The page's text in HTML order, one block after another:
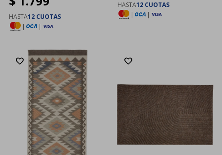
HASTA12 CUOTAS
|
|
HASTA12 CUOTAS
|
|